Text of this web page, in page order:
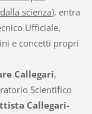
scienza), entra
Ufficiale,
e concetti propri
Callegari,
Scientifico
Callegari-